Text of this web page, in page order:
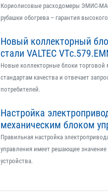
Кориолисовые расходомеры ЭМИС-
рубашки обогрева – гарантия
Новый коллекторный
стали VALTEC
Новые коллекторные блоки торговой
стандартам качества и отвечает
потребителей.
Настройка
механическим блоком
Правильная настройка
управления имеет решающее
устройства.